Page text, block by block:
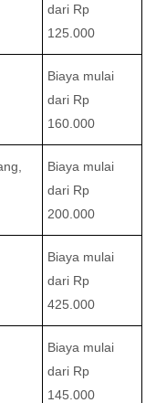
dari Rp
125.000
Biaya mulai
dari Rp
160.000
Biaya mulai
dari Rp
200.000
Biaya mulai
dari Rp
425.000
Biaya mulai
dari Rp
145.000